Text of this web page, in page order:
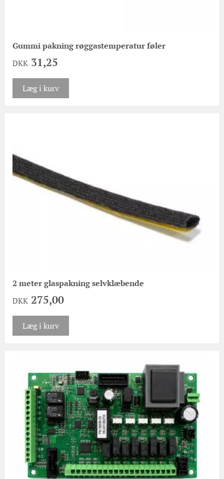
Gummi pakning røggastemperatur føler
DKK 31,25
Læg i kurv
2 meter glaspakning selvklæbende
DKK 275,00
Læg i kurv